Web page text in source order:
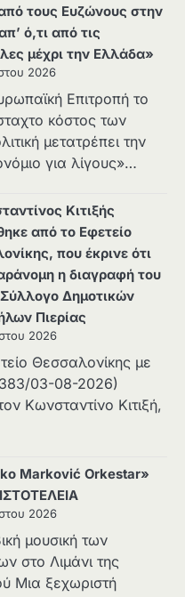
τους Ευζώνους στην
ό,τι από τις
μέχρι την Ελλάδα»
2026
Επιτροπή το
κόστος των
μετατρέπει την
για λίγους»…
Κιτιξής
από το Εφετείο
που έκρινε ότι
η διαγραφή του
Δημοτικών
Πιερίας
2026
Θεσσαλονίκης με
03-08-2026)
Κωνσταντίνο Κιτιξή,
Marković Orkestar»
2026
μουσική των
στο Λιμάνι της
Μια ξεχωριστή